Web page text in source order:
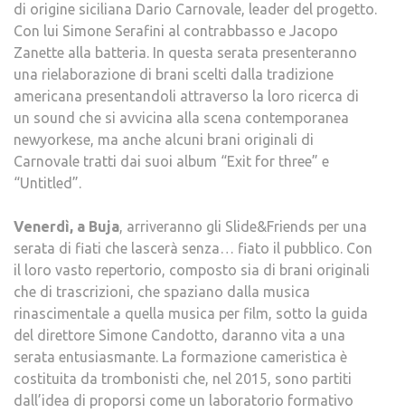
di origine siciliana Dario Carnovale, leader del progetto.
Con lui Simone Serafini al contrabbasso e Jacopo
Zanette alla batteria. In questa serata presenteranno
una rielaborazione di brani scelti dalla tradizione
americana presentandoli attraverso la loro ricerca di
un sound che si avvicina alla scena contemporanea
newyorkese, ma anche alcuni brani originali di
Carnovale tratti dai suoi album “Exit for three” e
“Untitled”.
Venerdì, a Buja, arriveranno gli Slide&Friends per una
serata di fiati che lascerà senza… fiato il pubblico. Con
il loro vasto repertorio, composto sia di brani originali
che di trascrizioni, che spaziano dalla musica
rinascimentale a quella musica per film, sotto la guida
del direttore Simone Candotto, daranno vita a una
serata entusiasmante. La formazione cameristica è
costituita da trombonisti che, nel 2015, sono partiti
dall’idea di proporsi come un laboratorio formativo